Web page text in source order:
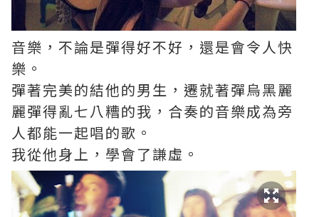
音樂，不論是彈得好不好，還是會令人快
樂。
彈著完美的結他的男生，遷就著彈烏黑麗
麗彈得亂七八糟的我，合奏的音樂成為旁
人都能一起唱的歌。
我從他身上，學會了謙虛。